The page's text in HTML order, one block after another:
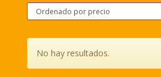
No hay resultados.